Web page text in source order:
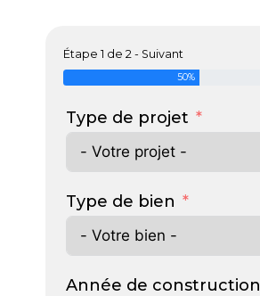
Étape 1 de 2 - Suivant
50%
Type de projet
Type de bien
Année de construction